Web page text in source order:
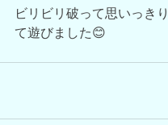
ビリビリ破って思いっき
て遊びました😊